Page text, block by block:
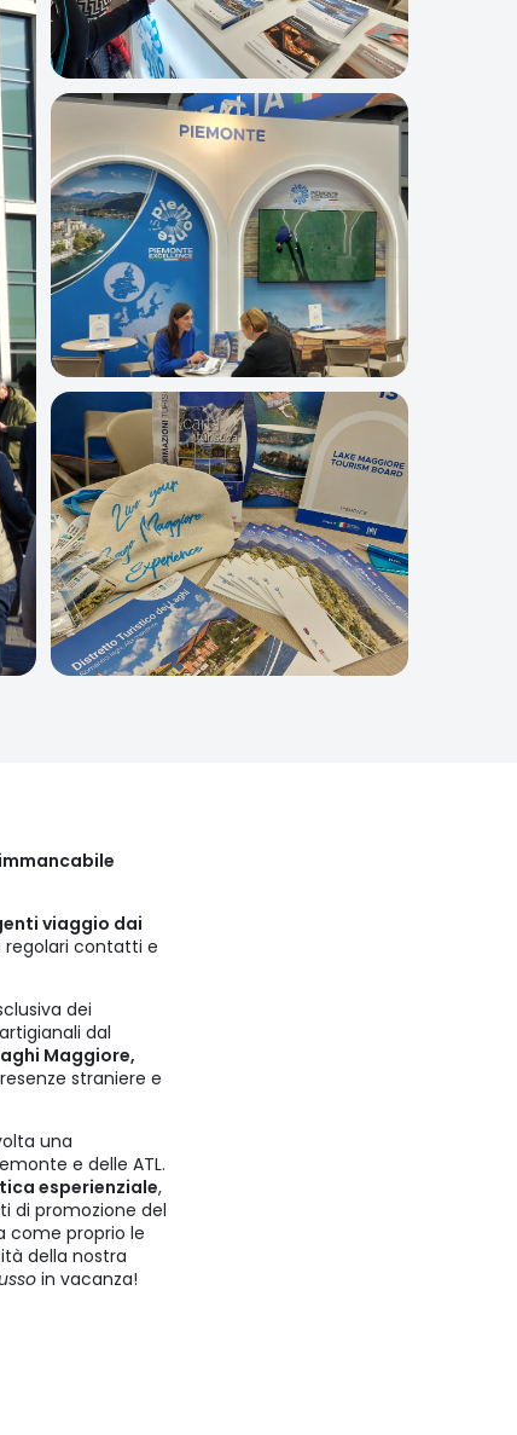
viaggio dai
regolari contatti e
dei
dal
Maggiore,
straniere e
una
e delle ATL.
esperienziale,
di promozione del
come proprio le
della nostra
in vacanza!